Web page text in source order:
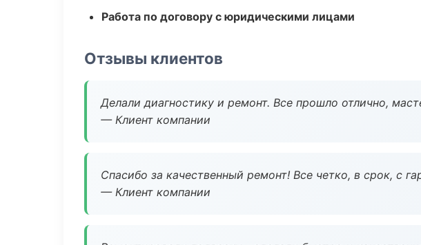
Работа по договору с юридическими лицами
Отзывы клиентов
Делали диагностику и ремонт. Все прошло отлично,
— Клиент компании
Спасибо за качественный ремонт! Все четко, в срок, с
— Клиент компании